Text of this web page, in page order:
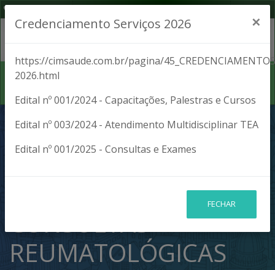
TELERREGULAÇÃO
DEVE ACELERAR
CONSULTAS
REUMATOLÓGICAS
Credenciamento Serviços 2026 ×
https://cimsaude.com.br/pagina/
2026.html
Edital nº 001/2024 - Capacitações, Palestras e Cursos
Edital nº 003/2024 - Atendimento Multidisciplinar TEA
Edital nº 001/2025 - Consultas e Exames
FECHAR